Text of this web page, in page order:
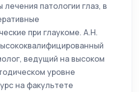
патологии глаз, в
при глаукоме. А.Н.
ведущий на высоком
уровне
на факультете